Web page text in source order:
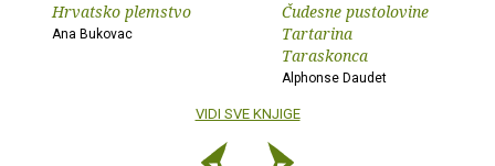
Hrvatsko plemstvo
Ana Bukovac
Čudesne pustolovine
Tartarina
Taraskonca
Alphonse Daudet
VIDI SVE KNJIGE